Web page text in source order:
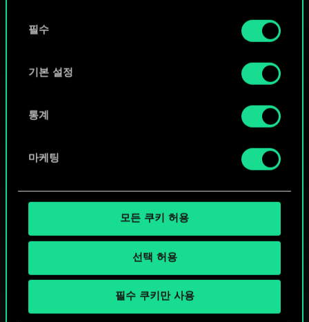
쿠키 사용에 관한 세부 사항이나 관련 설정은 아래의
필수
기본 설정
통계
마케팅
모든 쿠키 허용
선택 허용
필수 쿠키만 사용
궨트 한 판 어떠신가요?